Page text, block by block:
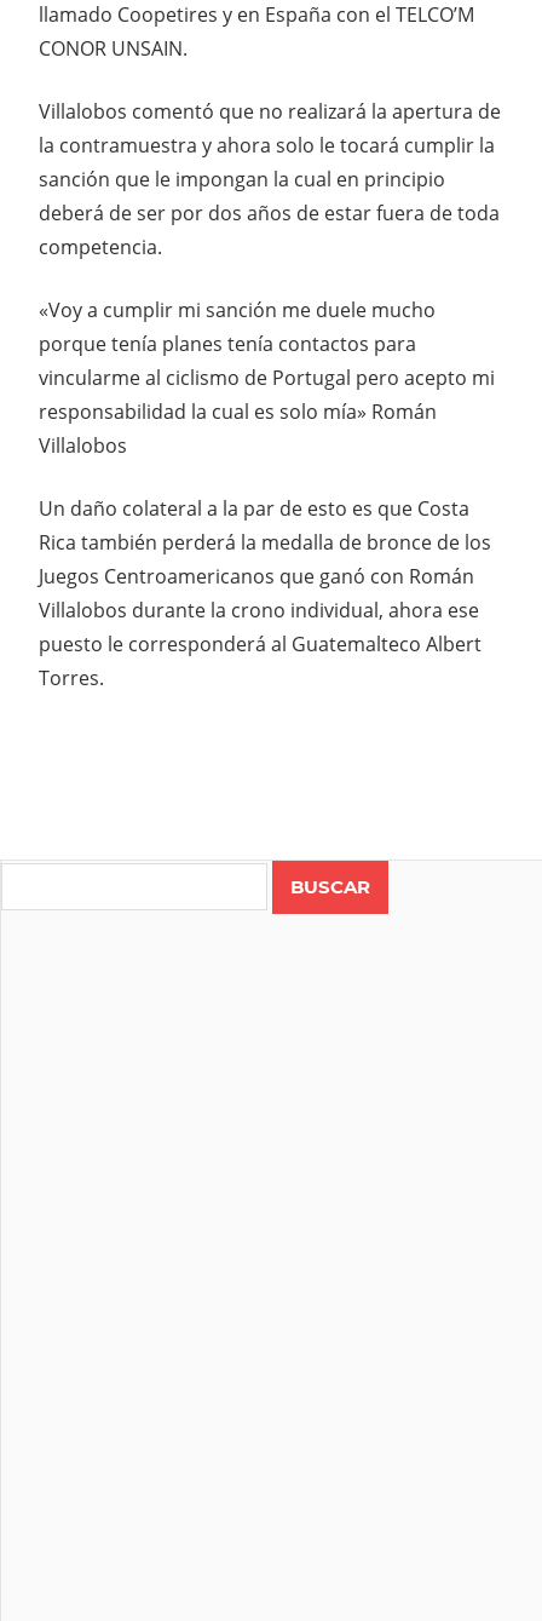
llamado Coopetires y en España con el TELCO’M
CONOR UNSAIN.
Villalobos comentó que no realizará la apertura de
la contramuestra y ahora solo le tocará cumplir la
sanción que le impongan la cual en principio
deberá de ser por dos años de estar fuera de toda
competencia.
«Voy a cumplir mi sanción me duele mucho
porque tenía planes tenía contactos para
vincularme al ciclismo de Portugal pero acepto mi
responsabilidad la cual es solo mía» Román
Villalobos
Un daño colateral a la par de esto es que Costa
Rica también perderá la medalla de bronce de los
Juegos Centroamericanos que ganó con Román
Villalobos durante la crono individual, ahora ese
puesto le corresponderá al Guatemalteco Albert
Torres.